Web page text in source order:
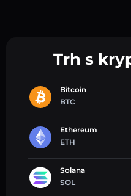
Trh s
Bitcoin
BTC
Ethereum
ETH
Solana
SOL